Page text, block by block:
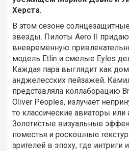
Херста.
В этом сезоне
звезды. Пилоты Aero II
вневременную
модель Etlin и смелые Eyles
Каждая пара выглядит как
анджелесских пейзажей.
представляла коллаборацию
Oliver Peoples, излучает
то классические авиаторы
Золотистые визуальные
поместья и роскошные
зрителей в эпоху, где интриги